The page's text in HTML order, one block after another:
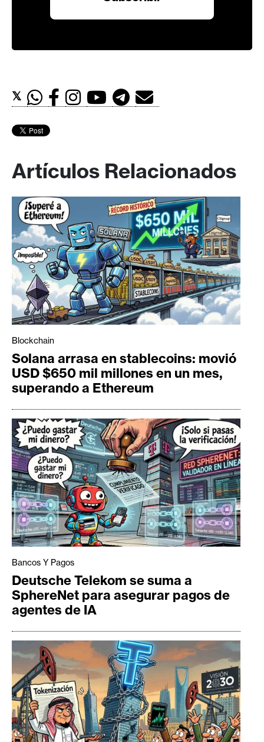
𝕏
Artículos Relacionados
Blockchain
Solana arrasa en stablecoins: movió
USD $650 mil millones en un mes,
superando a Ethereum
Bancos Y Pagos
Deutsche Telekom se suma a
SphereNet para asegurar pagos de
agentes de IA